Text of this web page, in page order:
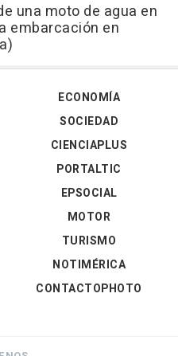
una moto de agua en
embarcación en
ECONOMÍA
SOCIEDAD
CIENCIAPLUS
PORTALTIC
EPSOCIAL
MOTOR
TURISMO
NOTIMÉRICA
CONTACTOPHOTO